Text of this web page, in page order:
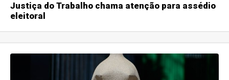
Justiça do Trabalho chama atenção para assédio
eleitoral